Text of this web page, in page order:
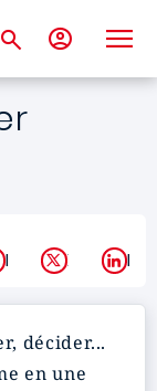
Instagram
X
décider...
en une